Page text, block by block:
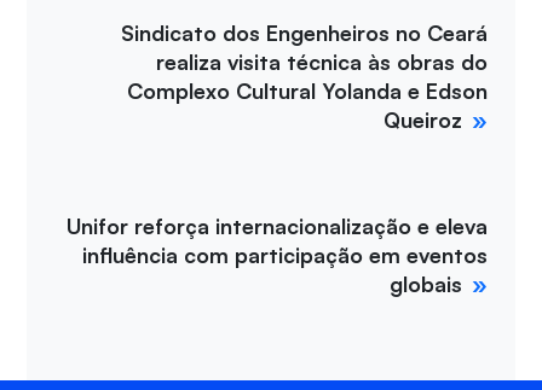
Sindicato dos Engenheiros no Ceará
realiza visita técnica às obras do
Complexo Cultural Yolanda e Edson
Queiroz
Unifor reforça internacionalização e eleva
influência com participação em eventos
globais